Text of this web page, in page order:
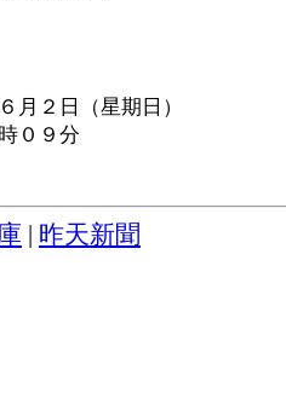
月２日（星期日）
０９分
昨天新聞